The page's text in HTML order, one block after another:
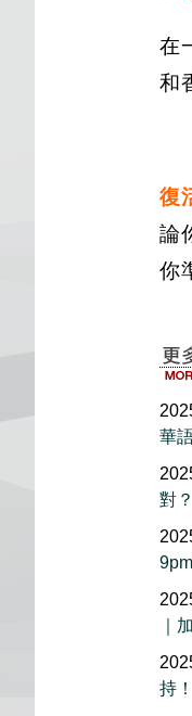
在
和
復
論
你
華
對？
｜
持！